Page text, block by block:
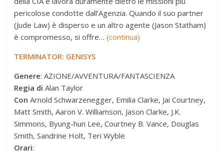
pericolose condotte dall’Agenzia. Quando il suo partner
(Jude Law) è disperso e un altro agente (Jason Statham)
è compromesso, si offre…(continua)
TERMINATOR: GENISYS
Genere: AZIONE/AVVENTURA/FANTASCIENZA
Regia di Alan Taylor
Con Arnold Schwarzenegger, Emilia Clarke, Jai Courtney,
Matt Smith, Aaron V. Williamson, Jason Clarke, J.K.
Simmons, Byung-hun Lee, Courtney B. Vance, Douglas
Smith, Sandrine Holt, Teri Wyble
Orari: